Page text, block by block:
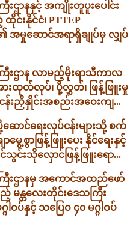
းဌာနနှင့် အကျိုးတူပူးပေါင်း
းနိုင်ငံ၊ PTTEP
၏ အမှုဆောင်အရာရှိချုပ်မှ လျှပ်
ြီးဌာန လာမည့်မိုးရာသီကာလ
းထုတ်လုပ်၊ ပို့လွှတ်၊ ဖြန့်ဖြူးမှု
ညှိနှိုင်းအစည်းအဝေးကျ...
ာင်ရေးလုပ်ငန်းများသို့ စက်
မွေ့စွာဖြန့်ဖြူးပေး နိုင်ရေးနှင့်
းသိုလှောင်ဖြန့်ဖြူးရော...
ြီးဌာနမှ အကောင်အထည်ဖော်
မန္တလေးတိုင်းဒေသကြီး
ဝပ်နှင့် သပြေဝ ၄၀ မဂ္ဂါဝပ်